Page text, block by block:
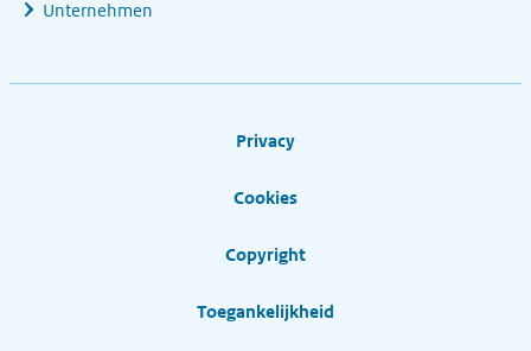
Unternehmen
Privacy
Cookies
Copyright
Toegankelijkheid